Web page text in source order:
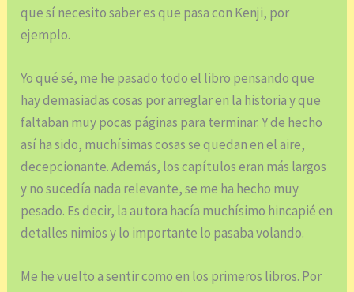
que sí necesito saber es que pasa con Kenji, por
ejemplo.
Yo qué sé, me he pasado todo el libro pensando que
hay demasiadas cosas por arreglar en la historia y que
faltaban muy pocas páginas para terminar. Y de hecho
así ha sido, muchísimas cosas se quedan en el aire,
decepcionante. Además, los capítulos eran más largos
y no sucedía nada relevante, se me ha hecho muy
pesado. Es decir, la autora hacía muchísimo hincapié en
detalles nimios y lo importante lo pasaba volando.
Me he vuelto a sentir como en los primeros libros. Por